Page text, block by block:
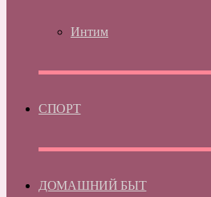
Интим
СПОРТ
ДОМАШНИЙ БЫТ